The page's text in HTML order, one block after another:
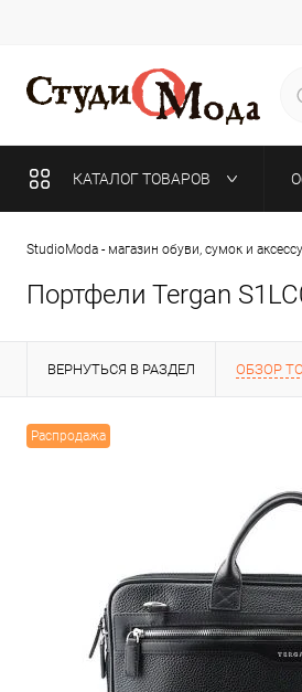
КАТАЛОГ ТОВАРОВ
StudioModa - магазин обуви, сумок и
Портфели Tergan
ВЕРНУТЬСЯ В РАЗДЕЛ ОБЗОР
Распродажа